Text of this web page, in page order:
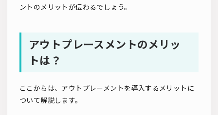
ントのメリットが伝わるでしょう。
アウトプレースメントのメリッ
トは？
ここからは、アウトプレーメントを導入するメリットに
ついて解説します。